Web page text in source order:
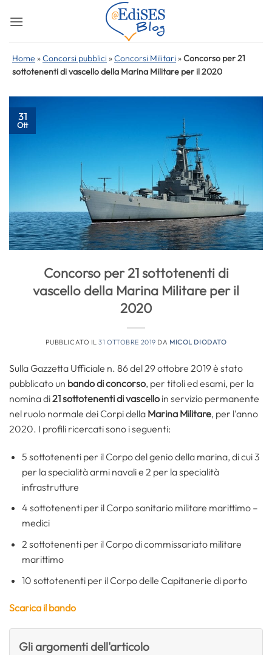
Home »Concorsi pubblici »Concorsi Militari »Concorso per 21
sottotenenti di vascello della Marina Militare per il 2020
31
Ott
Concorso per 21 sottotenenti di
vascello della Marina Militare per il
2020
PUBBLICATO IL31 OTTOBRE 2019 DA MICOL DIODATO
Sulla Gazzetta Ufficiale n. 86 del 29 ottobre 2019 è stato
pubblicato un bando di concorso, per titoli ed esami, per la
nomina di21 sottotenenti di vascello in servizio permanente
nel ruolo normale dei Corpi della Marina Militare, per l’anno
2020. I profili ricercati sono i seguenti:
5 sottotenenti per il Corpo del genio della marina, di cui 3
per la specialità armi navali e 2 per la specialità
infrastrutture
4 sottotenenti per il Corpo sanitario militare marittimo –
medici
2 sottotenenti per il Corpo di commissariato militare
marittimo
10 sottotenenti per il Corpo delle Capitanerie di porto
Scarica il bando
Gli argomenti dell'articolo